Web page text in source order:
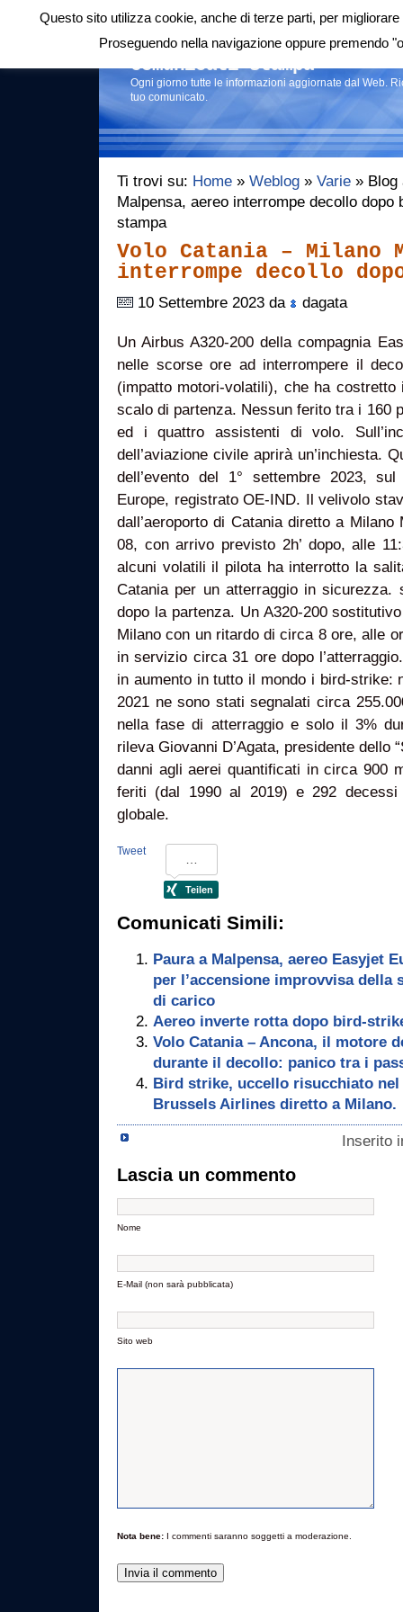
Login|RSS |
Comunicati stampa
Ogni giorno tutte le informazioni aggiornate dal Web.
tuo comunicato.
Ti trovi su: Home » Weblog » Varie » Blog
Malpensa, aereo interrompe decollo
stampa
Volo Catania – Milano
interrompe decollo
10 Settembre 2023 da dagata
Un Airbus A320-200 della compagnia
nelle scorse ore ad interrompere il
(impatto motori-volatili), che ha
scalo di partenza. Nessun ferito tra i 160
ed i quattro assistenti di volo.
dell’aviazione civile aprirà un’inchiesta.
dell’evento del 1° settembre 2023,
Europe, registrato OE-IND. Il velivolo
dall’aeroporto di Catania diretto a
08, con arrivo previsto 2h’ dopo, alle
alcuni volatili il pilota ha interrotto la
Catania per un atterraggio in
dopo la partenza. Un A320-200
Milano con un ritardo di circa 8 ore, alle
in servizio circa 31 ore dopo
in aumento in tutto il mondo i bird-strike:
2021 ne sono stati segnalati circa
nella fase di atterraggio e solo il 3%
rileva Giovanni D’Agata, presidente dello
danni agli aerei quantificati in circa 900
feriti (dal 1990 al 2019) e 292
globale.
Tweet
Comunicati Simili:
Paura a Malpensa, aereo Easyjet
per l’accensione improvvisa della
di carico
Aereo inverte rotta dopo bird-
Volo Catania – Ancona, il motore
durante il decollo: panico tra i
Bird strike, uccello risucchiato nel
Brussels Airlines diretto a Milano.
Inserito
Lascia un commento
Nome
E-Mail (non sarà pubblicata)
Sito web
Nota bene: I commenti saranno soggetti a moderazione.
Questo sito utilizza cookie, anche di terze parti, per
Proseguendo nella navigazione oppure premendo